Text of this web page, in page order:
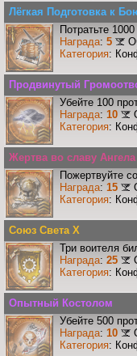
Лёгкая Подготовка к
Потратьте
Награда: 5
Категория:
Продвинутый
Убейте 100
Награда: 10
Категория:
Жертва во славу
Пожертвуйте
Награда: 15
Категория:
Союз Света X
Три воителя
Награда: 25
Категория:
Опытный Костолом
Убейте 500
Награда: 10
Категория: